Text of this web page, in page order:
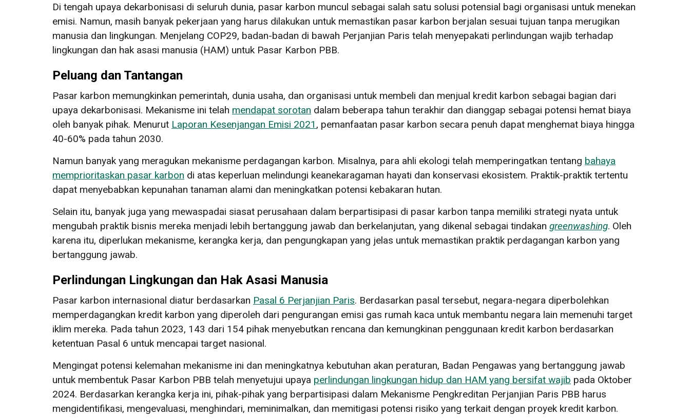
Di tengah upaya dekarbonisasi di seluruh dunia, pasar karbon muncul sebagai salah satu solusi potensial bagi organisasi untuk menekan
emisi. Namun, masih banyak pekerjaan yang harus dilakukan untuk memastikan pasar karbon berjalan sesuai tujuan tanpa merugikan
manusia dan lingkungan. Menjelang COP29, badan-badan di bawah Perjanjian Paris telah menyepakati perlindungan wajib terhadap
lingkungan dan hak asasi manusia (HAM) untuk Pasar Karbon PBB.
Peluang dan Tantangan
Pasar karbon memungkinkan pemerintah, dunia usaha, dan organisasi untuk membeli dan menjual kredit karbon sebagai bagian dari
upaya dekarbonisasi. Mekanisme ini telah mendapat sorotan dalam beberapa tahun terakhir dan dianggap sebagai potensi hemat biaya
oleh banyak pihak. Menurut Laporan Kesenjangan Emisi 2021 , pemanfaatan pasar karbon secara penuh dapat menghemat biaya hingga
40-60% pada tahun 2030.
Namun banyak yang meragukan mekanisme perdagangan karbon. Misalnya, para ahli ekologi telah memperingatkan tentang bahaya
memprioritaskan pasar karbon di atas keperluan melindungi keanekaragaman hayati dan konservasi ekosistem. Praktik-praktik tertentu
dapat menyebabkan kepunahan tanaman alami dan meningkatkan potensi kebakaran hutan.
Selain itu, banyak juga yang mewaspadai siasat perusahaan dalam berpartisipasi di pasar karbon tanpa memiliki strategi nyata untuk
mengubah praktik bisnis mereka menjadi lebih bertanggung jawab dan berkelanjutan, yang dikenal sebagai tindakan greenwashing. Oleh
karena itu, diperlukan mekanisme, kerangka kerja, dan pengungkapan yang jelas untuk memastikan praktik perdagangan karbon yang
bertanggung jawab.
Perlindungan Lingkungan dan Hak Asasi Manusia
Pasar karbon internasional diatur berdasarkan Pasal 6 Perjanjian Paris. Berdasarkan pasal tersebut, negara-negara diperbolehkan
memperdagangkan kredit karbon yang diperoleh dari pengurangan emisi gas rumah kaca untuk membantu negara lain memenuhi target
iklim mereka. Pada tahun 2023, 143 dari 154 pihak menyebutkan rencana dan kemungkinan penggunaan kredit karbon berdasarkan
ketentuan Pasal 6 untuk mencapai target nasional.
Mengingat potensi kelemahan mekanisme ini dan meningkatnya kebutuhan akan peraturan, Badan Pengawas yang bertanggung jawab
untuk membentuk Pasar Karbon PBB telah menyetujui upaya perlindungan lingkungan hidup dan HAM yang bersifat wajib pada Oktober
2024. Berdasarkan kerangka kerja ini, pihak-pihak yang berpartisipasi dalam Mekanisme Pengkreditan Perjanjian Paris PBB harus
mengidentifikasi, mengevaluasi, menghindari, meminimalkan, dan memitigasi potensi risiko yang terkait dengan proyek kredit karbon.